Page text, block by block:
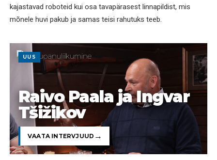
kajastavad roboteid kui osa tavapärasest linnapildist, mis
mõnele huvi pakub ja samas teisi rahutuks teeb.
UUS
Raivo Paala ja Ingvar
Tšižikov
VAATA INTERVJUUD